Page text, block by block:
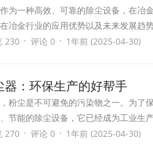
为一种高效、可靠的除尘设备，在冶
冶金行业的应用优势以及未来发展趋
230 · 评论 0 · 1年前 (2025-04-30)
器：环保生产的好帮手
粉尘是不可避免的污染物之一。为了
节能的除尘设备，它已经成为工业生产
270 · 评论 0 · 1年前 (2025-04-30)